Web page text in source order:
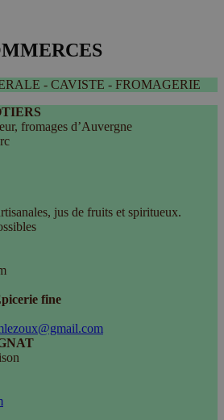
- CAVISTE - FROMAGERIE
fromages d’Auvergne
jus de fruits et spiritueux.
fine